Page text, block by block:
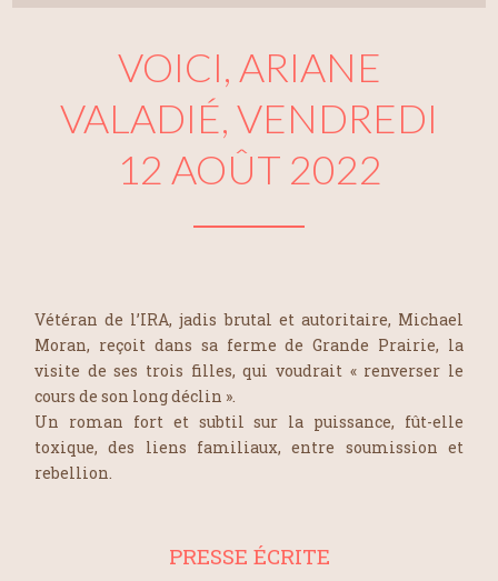
VOICI, ARIANE
VALADIÉ, VENDREDI
12 AOÛT 2022
Vétéran de l’IRA, jadis brutal et autoritaire, Michael
Moran, reçoit dans sa ferme de Grande Prairie, la
visite de ses trois filles, qui voudrait « renverser le
cours de son long déclin ».
Un roman fort et subtil sur la puissance, fût-elle
toxique, des liens familiaux, entre soumission et
rebellion.
PRESSE ÉCRITE